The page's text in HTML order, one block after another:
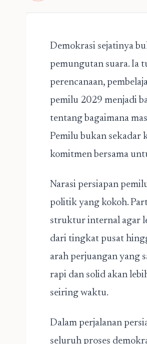
Demokrasi sejatinya
pemungutan suara. Ia
perencanaan,
pemilu 2029 menjadi
tentang bagaimana
Pemilu bukan sekadar
komitmen bersama
Narasi persiapan
politik yang kokoh.
struktur internal agar
dari tingkat pusat
arah perjuangan yang
rapi dan solid akan
seiring waktu.
Dalam perjalanan
seluruh proses